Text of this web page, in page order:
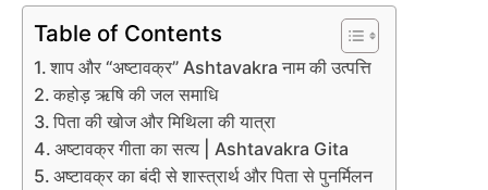
Table of Contents
शाप और “अष्टावक्र” Ashtavakra नाम की उत्पत्ति
कहोड़ ऋषि की जल समाधि
पिता की खोज और मिथिला की यात्रा
अष्टावक्र गीता का सत्य | Ashtavakra Gita
अष्टावक्र का बंदी से शास्त्रार्थ और पिता से पुनर्मिलन